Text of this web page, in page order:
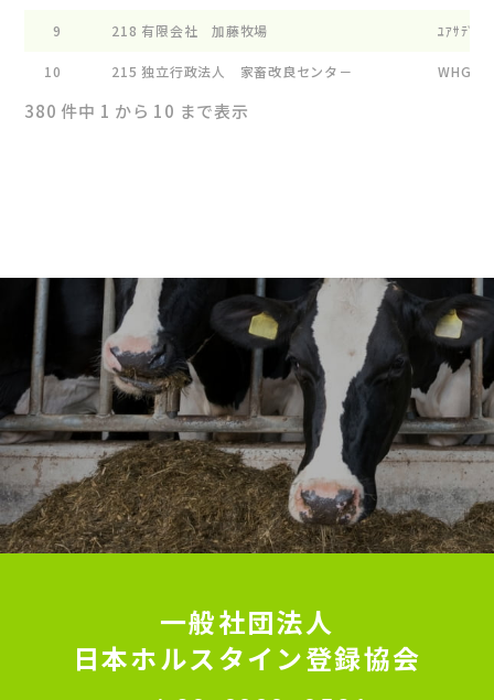
9 218 有限会社 加藤牧場 ﾕｱｻﾃﾞ-ﾙ
10 215 独立行政法人 家畜改良センタ－ WHG ﾊ
380 件中 1 から 10 まで表示
一般社団法人
日本ホルスタイン登録協会